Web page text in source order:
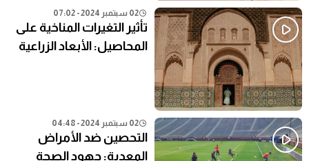
02 سبتمبر 2024 - 07:02
تأثير التغيرات المناخية على
المحاصيل: الأبعاد الزراعية
02 سبتمبر 2024 - 04:48
التحصين ضد الأمراض
المعدية: جهود الصحة